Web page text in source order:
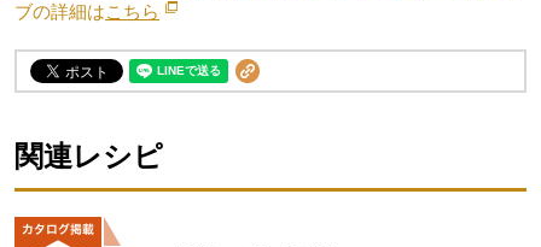
ブの詳細はこちら 別のウィンドウで開きます。
関連レシピ